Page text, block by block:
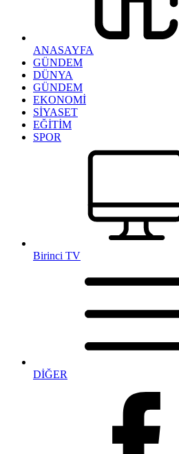
ANASAYFA
GÜNDEM
DÜNYA
GÜNDEM
EKONOMİ
SİYASET
EĞİTİM
SPOR
Birinci TV
DİĞER